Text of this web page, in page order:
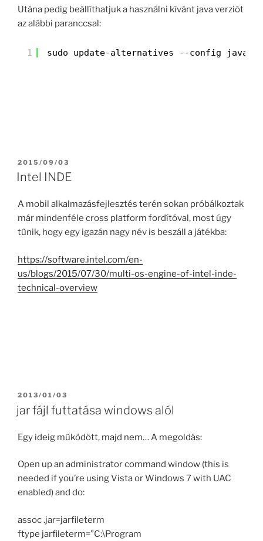
Utána pedig beállíthatjuk a használni kívánt java verziót
az alábbi paranccsal:
1 sudo update-alternatives --config java
POSTED
ON
2015/09/03
Intel INDE
A mobil alkalmazásfejlesztés terén sokan próbálkoztak
már mindenféle cross platform fordítóval, most úgy
tűnik, hogy egy igazán nagy név is beszáll a játékba:
https://software.intel.com/en-
us/blogs/2015/07/30/multi-os-engine-of-intel-inde-
technical-overview
POSTED
ON
2013/01/03
jar fájl futtatása windows alól
Egy ideig működött, majd nem… A megoldás:
Open up an administrator command window (this is
needed if you’re using Vista or Windows 7 with UAC
enabled) and do:
assoc .jar=jarfileterm
ftype jarfileterm=”C:\Program